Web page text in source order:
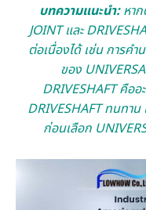
บทความแนะนำ:หาก
JOINT และ
ต่อเนื่องได้ เช่นการคำ
ของ
DRIVESHAFT คืออะ
DRIVESHAFT ทนทาน
ก่อนเลือก